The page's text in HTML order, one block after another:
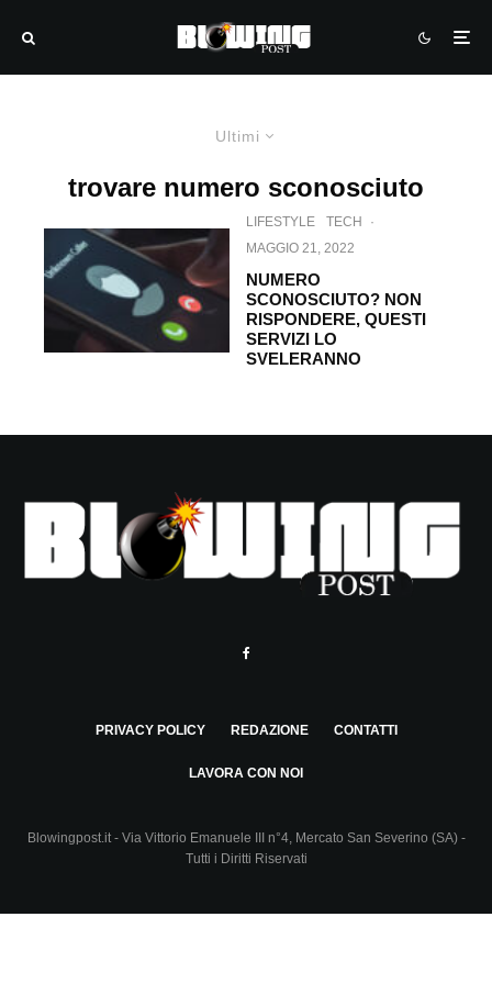
Ultimi
trovare numero sconosciuto
LIFESTYLE TECH
·
MAGGIO 21, 2022
NUMERO
SCONOSCIUTO? NON
RISPONDERE, QUESTI
SERVIZI LO
SVELERANNO
PRIVACY POLICY REDAZIONE CONTATTI
LAVORA CON NOI
Blowingpost.it - Via Vittorio Emanuele III n°4, Mercato San Severino (SA) -
Tutti i Diritti Riservati